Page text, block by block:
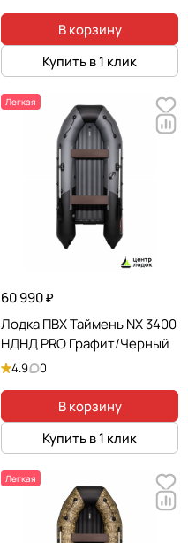
В корзину
Купить в 1 клик
Легкая
60 990 ₽
Лодка ПВХ Таймень NX 3400
НДНД PRO Графит/Черный
4.9 0
В корзину
Купить в 1 клик
Легкая